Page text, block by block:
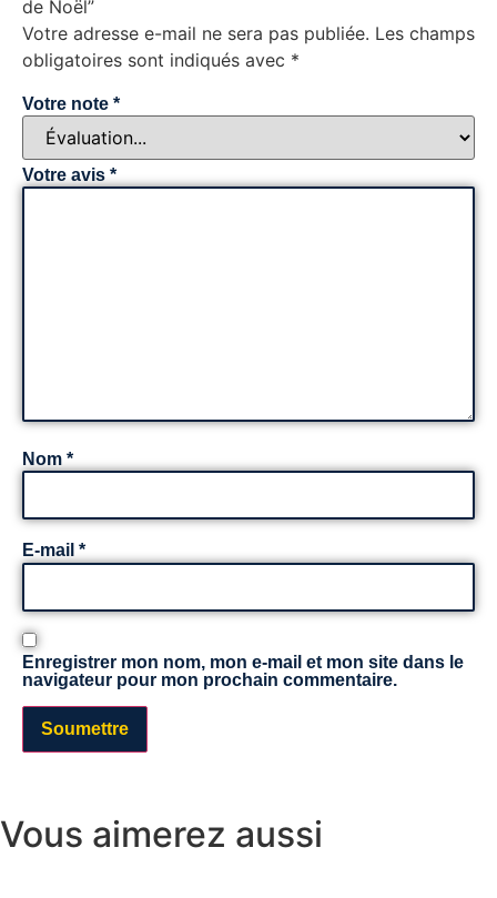
de Noël”
Votre adresse e-mail ne sera pas publiée. Les champs
obligatoires sont indiqués avec *
Votre note *
Votre avis *
Nom *
E-mail *
Enregistrer mon nom, mon e-mail et mon site dans le
navigateur pour mon prochain commentaire.
Vous aimerez aussi